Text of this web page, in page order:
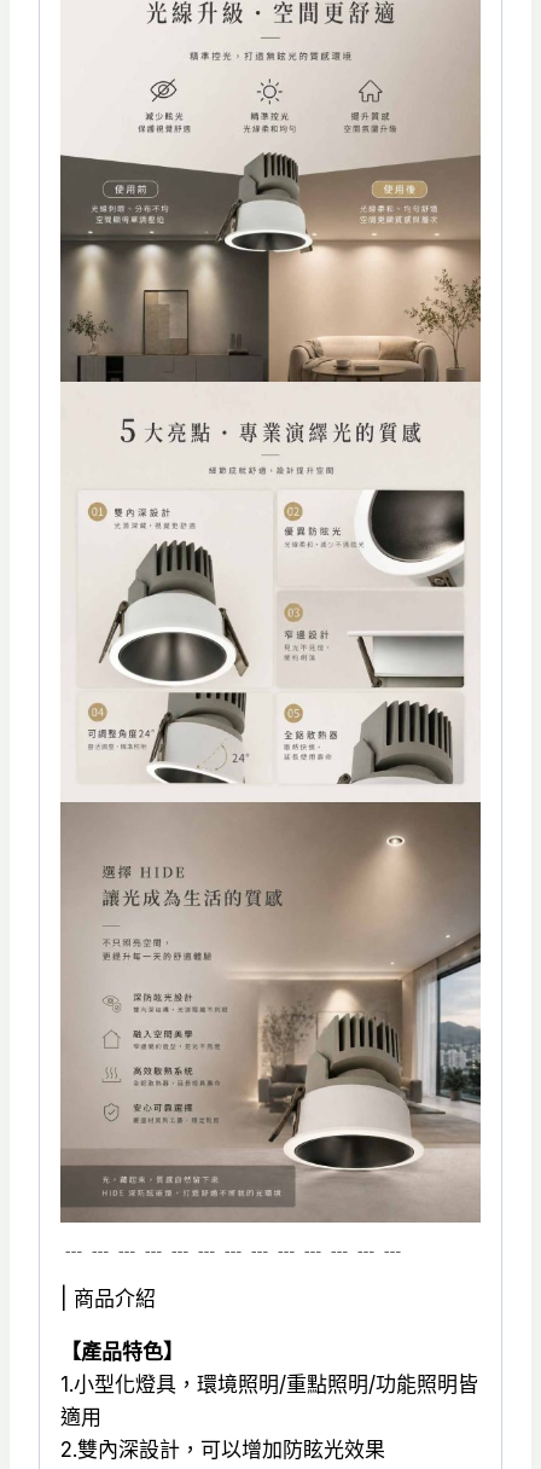
| 商品介紹
【產品特色】
1.小型化燈具，環境照明/重點照明/功能照明皆
適用
2.雙內深設計，可以增加防眩光效果